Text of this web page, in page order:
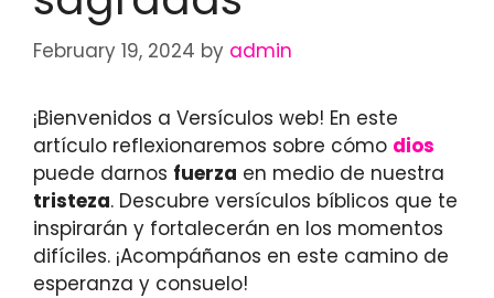
February 19, 2024 by admin
¡Bienvenidos a Versículos web! En este
artículo reflexionaremos sobre cómo dios
puede darnos fuerza en medio de nuestra
tristeza. Descubre versículos bíblicos que te
inspirarán y fortalecerán en los momentos
difíciles. ¡Acompáñanos en este camino de
esperanza y consuelo!